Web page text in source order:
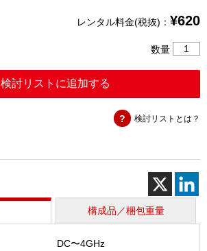
レンタル料金(税抜)： ¥620
数量
ル
SMB(P)
個
検討リストに追加する
検討リストとは？
構成品／梱包重量
DC〜4GHz